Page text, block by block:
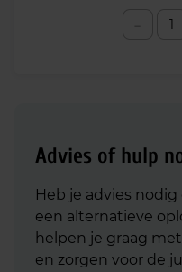
Advies of hulp
Heb je advies
een alternatieve
helpen je graag
en zorgen voor de